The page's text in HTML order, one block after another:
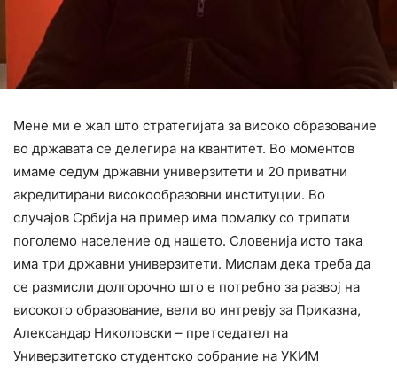
Мене ми е жал што стратегијата за високо образование
во државата се делегира на квантитет. Во моментов
имаме седум државни универзитети и 20 приватни
акредитирани високообразовни институции. Во
случајов Србија на пример има помалку со трипати
поголемо население од нашето. Словенија исто така
има три државни универзитети. Мислам дека треба да
се размисли долгорочно што е потребно за развој на
високото образование, вели во интревју за Приказна,
Александар Николовски – претседател на
Универзитетско студентско собрание на УКИМ